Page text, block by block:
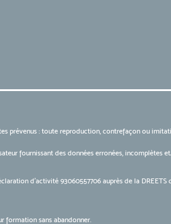
prévenus : toute reproduction, contrefaçon ou
fournissant des données erronées, incomplètes
d’activité 93060557706 auprès de la DREETS
formation sans abandonner.